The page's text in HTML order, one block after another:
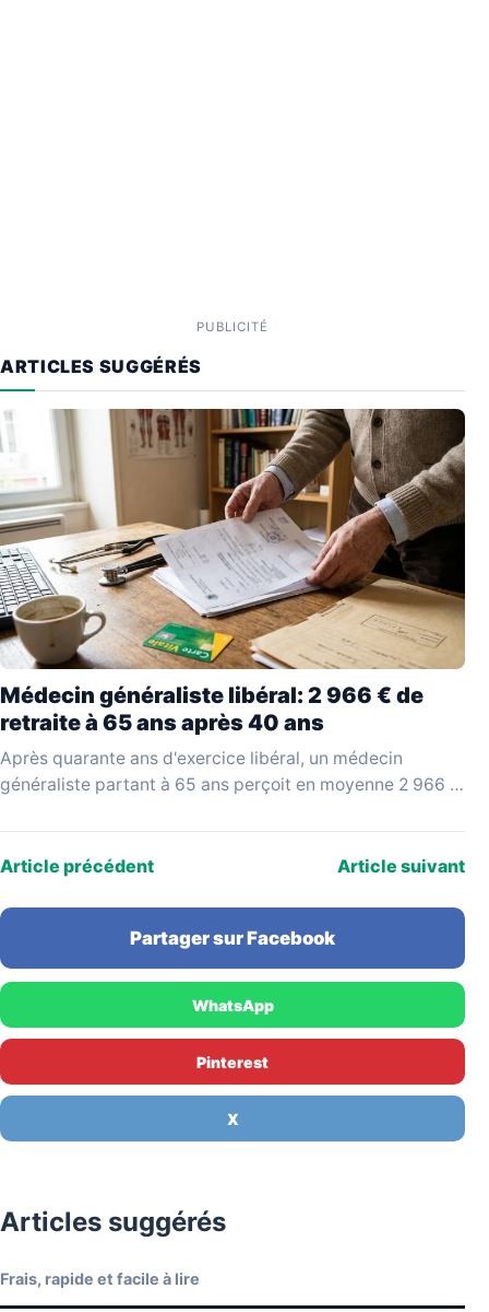
PUBLICITÉ
ARTICLES SUGGÉRÉS
Médecin généraliste libéral: 2 966 € de
retraite à 65 ans après 40 ans
Après quarante ans d'exercice libéral, un médecin
généraliste partant à 65 ans perçoit en moyenne 2 966 €
Article précédent Article suivant
Partager sur Facebook
WhatsApp
Pinterest
X
Articles suggérés
Frais, rapide et facile à lire